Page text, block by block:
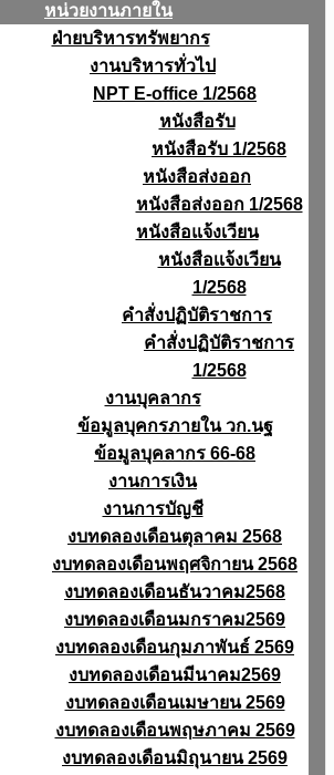
หน่วยงานภายใน
ฝ่ายบริหารทรัพยากร
งานบริหารทั่วไป
NPT E-office 1/2568
หนังสือรับ
หนังสือรับ 1/2568
หนังสือส่งออก
หนังสือส่งออก 1/2568
หนังสือแจ้งเวียน
หนังสือเเจ้งเวียน
1/2568
คำสั่งปฏิบัติราชการ
คำสั่งปฏิบัติราชการ
1/2568
งานบุคลากร
ข้อมูลบุคกรภายใน วก.นฐ
ข้อมูลบุคลากร 66-68
งานการเงิน
งานการบัญชี
งบทดลองเดือนตุลาคม 2568
งบทดลองเดือนพฤศจิกายน 2568
งบทดลองเดือนธันวาคม2568
งบทดลองเดือนมกราคม2569
งบทดลองเดือนกุมภาพันธ์ 2569
งบทดลองเดือนมีนาคม2569
งบทดลองเดือนเมษายน 2569
งบทดลองเดือนพฤษภาคม 2569
งบทดลองเดือนมิถุนายน 2569